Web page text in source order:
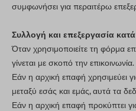
συμφωνήσει για περαιτέρω
Συλλογή και επεξεργασία
Όταν χρησιμοποιείτε τη φόρμα
γίνεται με σκοπό την επικοινωνία.
Εάν η αρχική επαφή χρησιμεύει
μεταξύ εσάς και εμάς, αυτά τα
Εάν η αρχική επαφή προκύπτει